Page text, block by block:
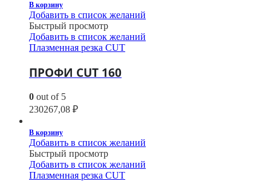
В корзину
Добавить в список желаний
Быстрый просмотр
Добавить в список желаний
Плазменная резка CUT
ПРОФИ CUT 160
0 out of 5
230267,08 ₽
В корзину
Добавить в список желаний
Быстрый просмотр
Добавить в список желаний
Плазменная резка CUT